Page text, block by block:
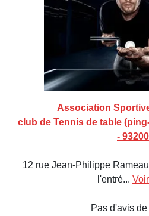
Association
club de Tennis de table
- 93200
12 rue Jean-Philippe
l'entré...
Pas d'avis